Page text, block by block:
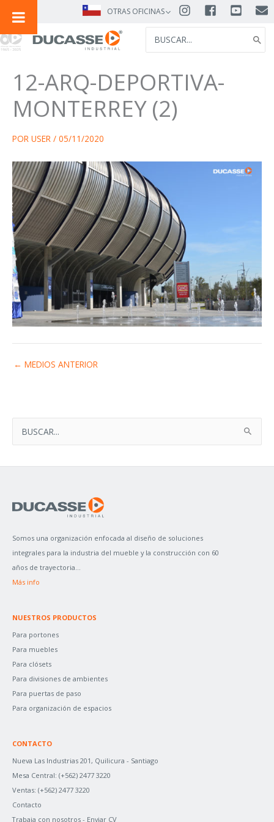
CONTENIDO
OTRAS OFICINAS
FOR:
S
A
O
R
:
12-ARQ-DEPORTIVA-
MONTERREY (2)
POR USER / 05/11/2020
← MEDIOS ANTERIOR
Somos una organización enfocada al diseño de soluciones
integrales para la industria del mueble y la construcción con 60
años de trayectoria...
Más info
NUESTROS PRODUCTOS
Para portones
Para muebles
Para clósets
Para divisiones de ambientes
Para puertas de paso
Para organización de espacios
CONTACTO
Nueva Las Industrias 201, Quilicura - Santiago
Mesa Central: (+562) 2477 3220
Ventas: (+562) 2477 3220
Contacto
Trabaja con nosotros - Enviar CV